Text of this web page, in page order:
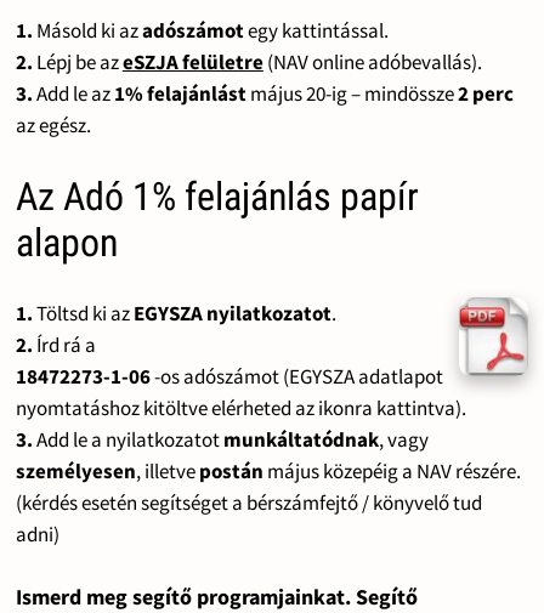
1. Másold ki azadószámotegy kattintással.
2. Lépj be azeSZJA felületre(NAV online adóbevallás).
3.Add le az1% felajánlástmájus 20-ig – mindössze2 perc
az egész.
Az Adó 1% felajánlás papír
alapon
1.Töltsd ki azEGYSZA nyilatkozatot.
2. Írd rá a
18472273-1-06-os adószámot (EGYSZA adatlapot
nyomtatáshoz kitöltve elérheted az ikonra kattintva).
3.Add le a nyilatkozatotmunkáltatódnak, vagy
személyesen, illetvepostán május közepéig a NAV részére.
(kérdés esetén segítséget a bérszámfejtő / könyvelő tud
adni)
Ismerd meg segítő programjainkat. Segítő